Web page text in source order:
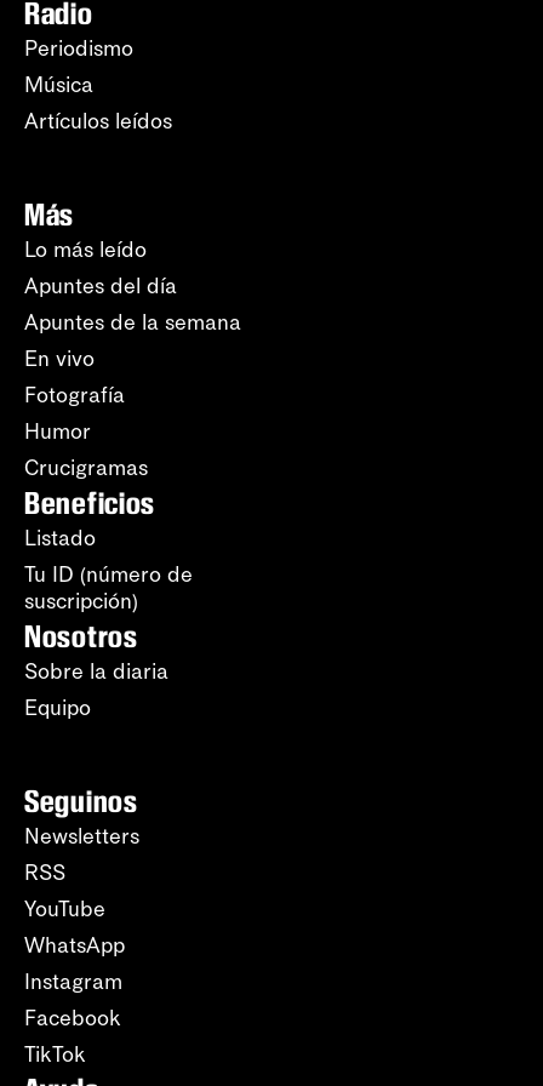
Radio
Periodismo
Música
Artículos leídos
Más
Lo más leído
Apuntes del día
Apuntes de la semana
En vivo
Fotografía
Humor
Crucigramas
Beneficios
Listado
Tu ID (número de
suscripción)
Nosotros
Sobre la diaria
Equipo
Seguinos
Newsletters
RSS
YouTube
WhatsApp
Instagram
Facebook
TikTok